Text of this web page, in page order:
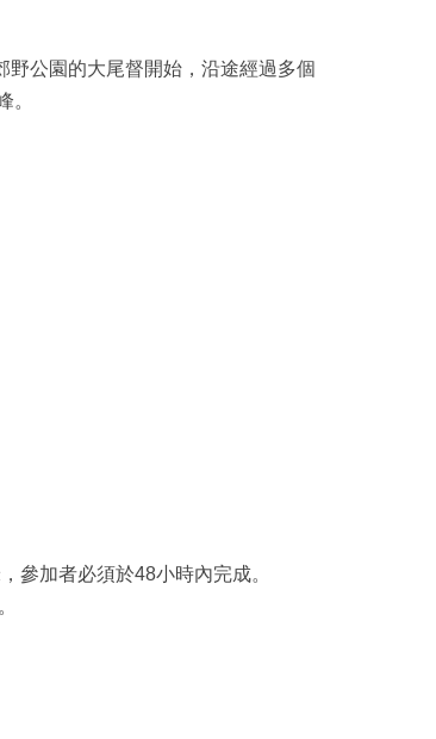
公園的大尾督開始，沿途經過多個
。
參加者必須於48小時內完成。